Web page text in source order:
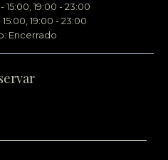
15:00, 19:00 - 23:00
19:00 - 23:00
Encerrado